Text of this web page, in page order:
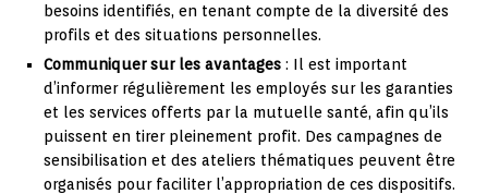
besoins identifiés, en tenant compte de la diversité des
profils et des situations personnelles.
Communiquer sur les avantages : Il est important
d’informer régulièrement les employés sur les garanties
et les services offerts par la mutuelle santé, afin qu’ils
puissent en tirer pleinement profit. Des campagnes de
sensibilisation et des ateliers thématiques peuvent être
organisés pour faciliter l’appropriation de ces dispositifs.